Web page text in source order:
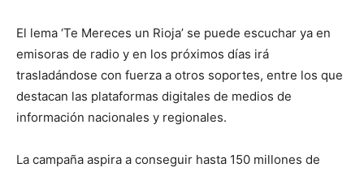
El lema ‘Te Mereces un Rioja’ se puede escuchar ya en
emisoras de radio y en los próximos días irá
trasladándose con fuerza a otros soportes, entre los que
destacan las plataformas digitales de medios de
información nacionales y regionales.
La campaña aspira a conseguir hasta 150 millones de